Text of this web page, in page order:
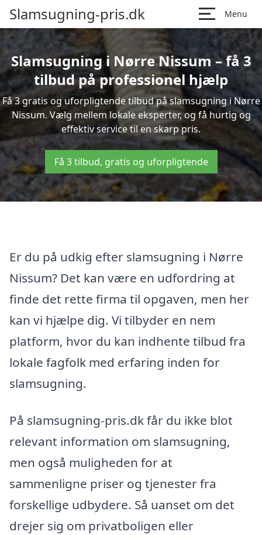
Slamsugning-pris.dk Menu
Slamsugning i Nørre Nissum – få 3
tilbud på professionel hjælp
Få 3 gratis og uforpligtende tilbud på slamsugning i Nørre
Nissum. Vælg mellem lokale eksperter, og få hurtig og
effektiv service til en skarp pris.
Få 3 tilbud, gratis og uforpligtende
Er du på udkig efter slamsugning i Nørre
Nissum? Det kan være en udfordring at
finde det rette firma til opgaven, men her
kan vi hjælpe dig. Vi tilbyder en nem
platform, hvor du kan indhente tilbud fra
lokale fagfolk med erfaring inden for
slamsugning.
På slamsugning-pris.dk får du ikke blot
relevant information om slamsugning,
men også muligheden for at
sammenligne priser og tjenester fra
forskellige udbydere. Så uanset om det
drejer sig om privatboligen eller